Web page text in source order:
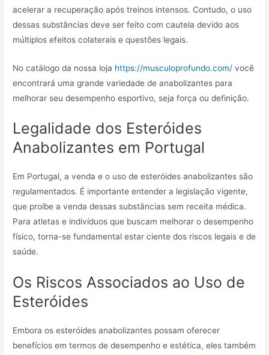
acelerar a recuperação após treinos intensos. Contudo, o uso
dessas substâncias deve ser feito com cautela devido aos
múltiplos efeitos colaterais e questões legais.
No catálogo da nossa loja https://musculoprofundo.com/ você
encontrará uma grande variedade de anabolizantes para
melhorar seu desempenho esportivo, seja força ou definição.
Legalidade dos Esteróides
Anabolizantes em Portugal
Em Portugal, a venda e o uso de esteróides anabolizantes são
regulamentados. É importante entender a legislação vigente,
que proíbe a venda dessas substâncias sem receita médica.
Para atletas e indivíduos que buscam melhorar o desempenho
físico, torna-se fundamental estar ciente dos riscos legais e de
saúde.
Os Riscos Associados ao Uso de
Esteróides
Embora os esteróides anabolizantes possam oferecer
benefícios em termos de desempenho e estética, eles também